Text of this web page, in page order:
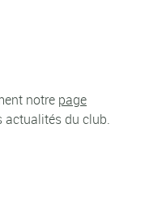
notre page
actualités du club.